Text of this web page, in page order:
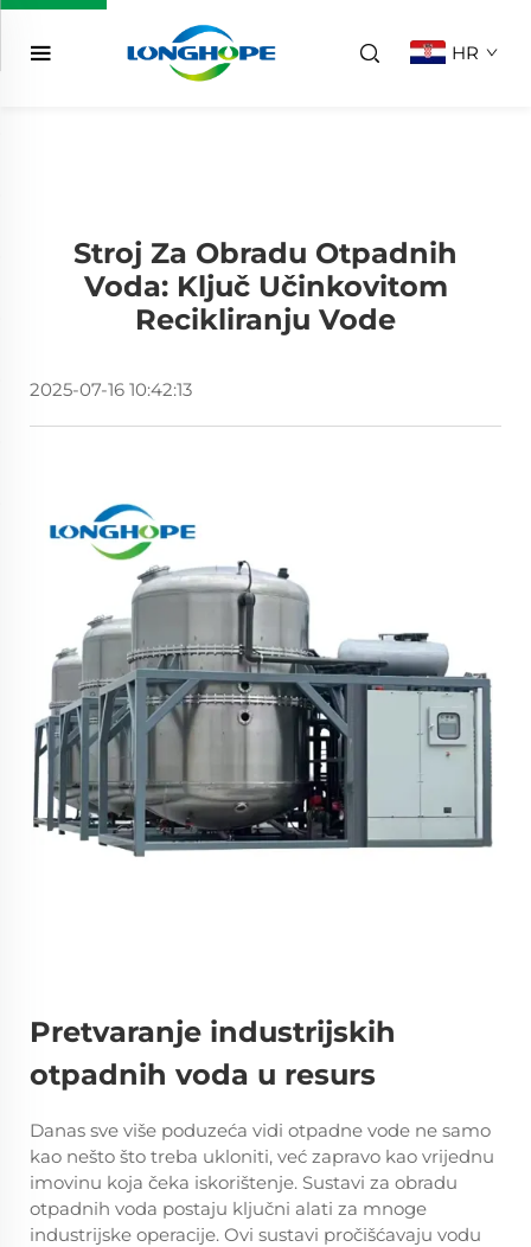
HR
Stroj Za Obradu Otpadnih
Voda: Ključ Učinkovitom
Recikliranju Vode
2025-07-16 10:42:13
Pretvaranje industrijskih
otpadnih voda u resurs
Danas sve više poduzeća vidi otpadne vode ne samo
kao nešto što treba ukloniti, već zapravo kao vrijednu
imovinu koja čeka iskorištenje. Sustavi za obradu
otpadnih voda postaju ključni alati za mnoge
industrijske operacije. Ovi sustavi pročišćavaju vodu